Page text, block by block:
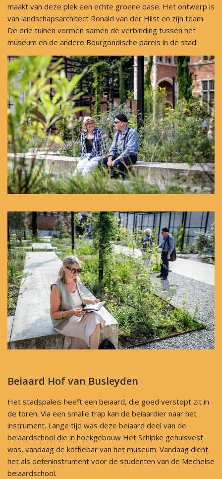
maakt van deze plek een echte groene oase. Het ontwerp is
van landschapsarchitect Ronald van der Hilst en zijn team.
De drie tuinen vormen samen de verbinding tussen het
museum en de andere Bourgondische parels in de stad.
Beiaard Hof van Busleyden
Het stadspaleis heeft een beiaard, die goed verstopt zit in
de toren. Via een smalle trap kan de beiaardier naar het
instrument. Lange tijd was deze beiaard deel van de
beiaardschool die in hoekgebouw Het Schipke gehuisvest
was, vandaag de koffiebar van het museum. Vandaag dient
het als oefeninstrument voor de studenten van de Mechelse
beiaardschool.